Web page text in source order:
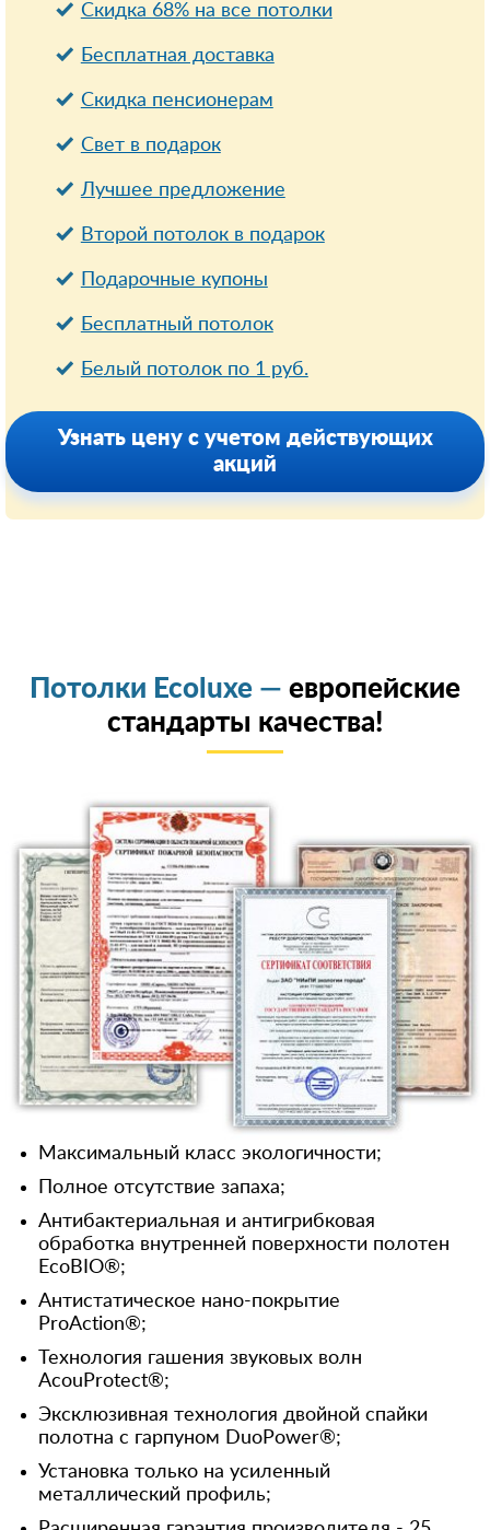
Скидка 68% на все потолки
Бесплатная доставка
Cкидка пенсионерам
Свет в подарок
Лучшее предложение
Второй потолок в подарок
Подарочные купоны
Бесплатный потолок
Белый потолок по 1 руб.
Узнать цену с учетом действующих
акций
Потолки Ecoluxe — европейские
стандарты качества!
Максимальный класс экологичности;
Полное отсутствие запаха;
Антибактериальная и антигрибковая
обработка внутренней поверхности полотен
EcoBIO®;
Антистатическое нано-покрытие
ProAction®;
Технология гашения звуковых волн
AcouProtect®;
Эксклюзивная технология двойной спайки
полотна с гарпуном DuoPower®;
Установка только на усиленный
металлический профиль;